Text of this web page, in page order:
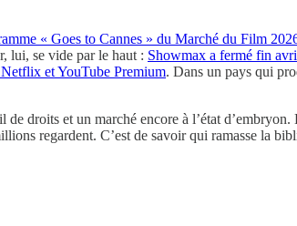
« Goes to Cannes » du Marché du Film
lui, se vide par le haut : Showmax a fermé fin
et YouTube Premium. Dans un pays qui
droits et un marché encore à l’état d’embryon.
regardent. C’est de savoir qui ramasse la